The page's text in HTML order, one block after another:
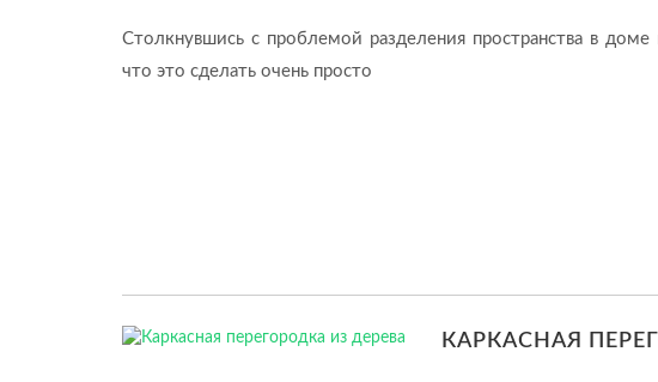
Столкнувшись с проблемой разделения пространства в
что это сделать очень просто
КАРКАСНАЯ